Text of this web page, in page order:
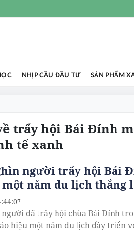
NHỊP CẦU ĐẦU TƯ SẢN PHẨM
trẩy hội Bái Đính
tế xanh
người trẩy hội Bái
một năm du lịch thắng
đã trẩy hội chùa Bái Đính
hiệu một năm du lịch đầy triển